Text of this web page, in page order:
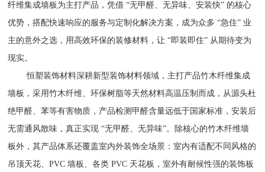
纤维集成墙板为主打产品，凭借 “无甲醛、无异味、安装快” 的核心
优势，搭配快速响应的服务与定制化解决方案，成为众多 “急住” 业
主的意外之选，用高效环保的装修材料，让 “即装即住” 从期待变为
现实。​
恒塑装饰材料深耕新型装饰材料领域，主打产品竹木纤维集成
墙板，采用竹木纤维、环保树脂等天然材料高温压制而成，从源头杜
绝甲醛、苯等有害物质，产品检测甲醛含量远低于国家标准，安装后
无需通风散味，真正实现 “无甲醛、无异味”。除核心的竹木纤维墙
板外，其产品体系还覆盖室内外装饰全场景：室内有适配不同风格的
吊顶天花、PVC 墙板、各类 PVC 天花板，室外有耐候性强的装饰板